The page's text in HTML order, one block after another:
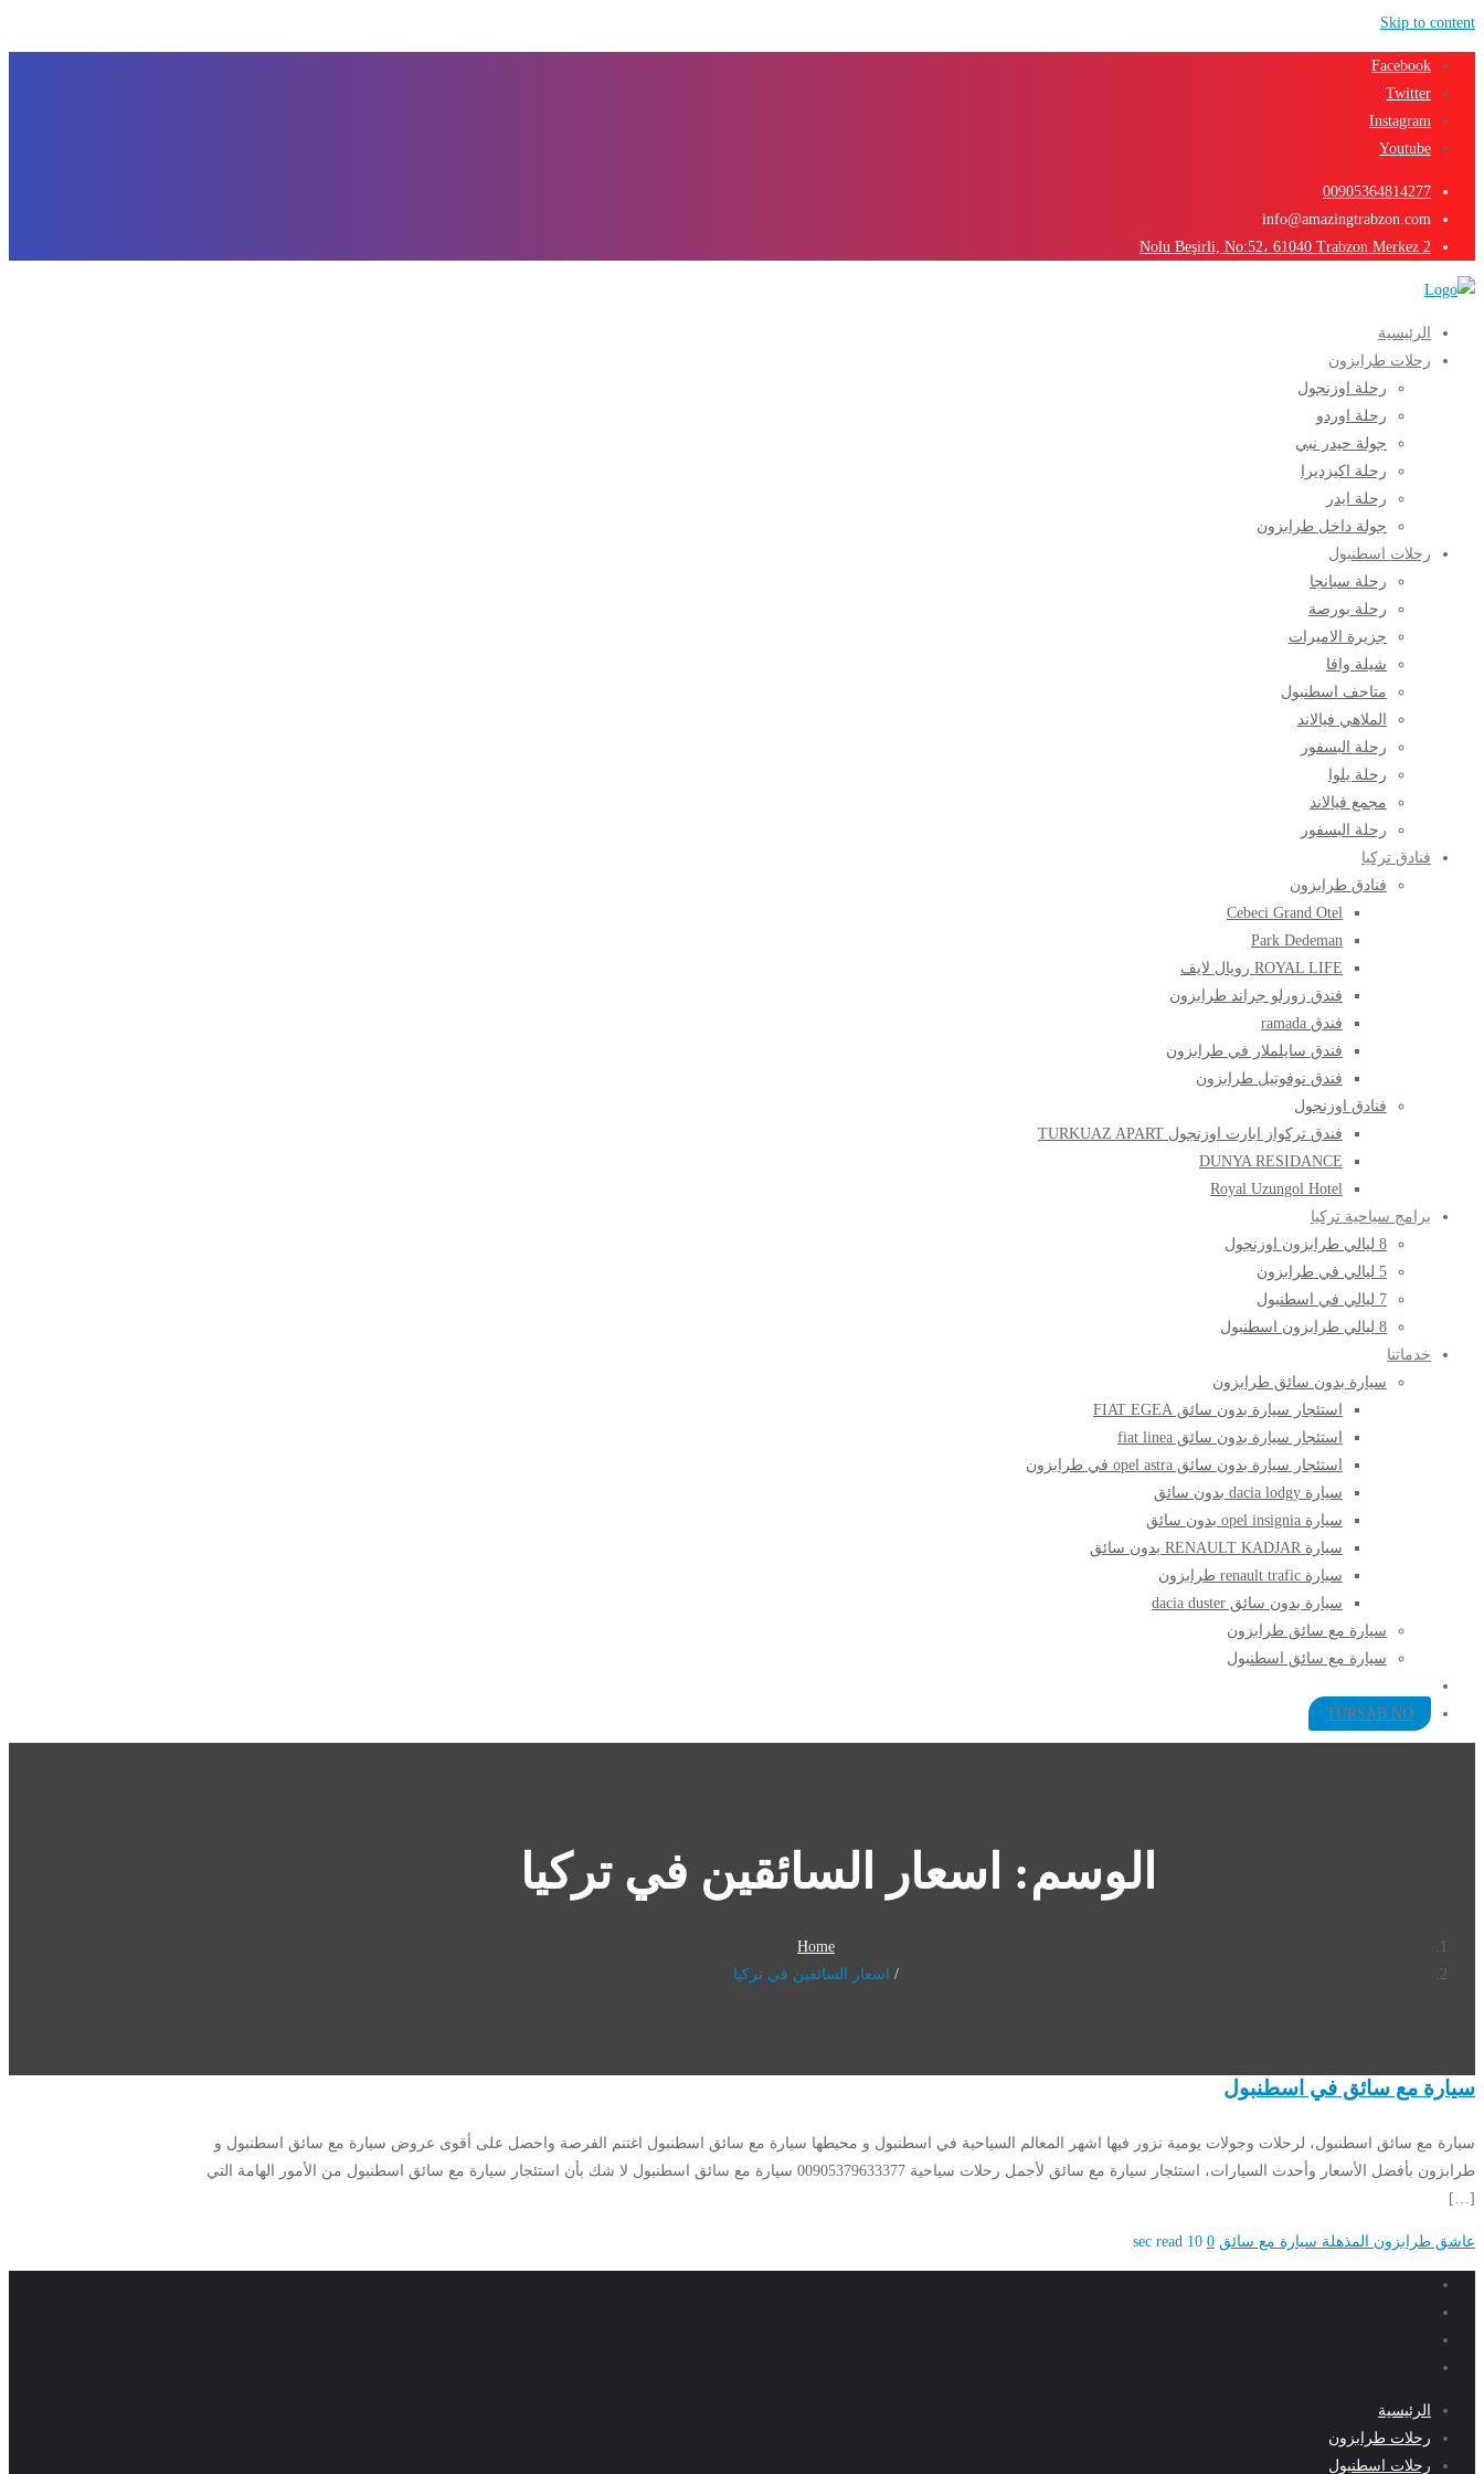
Skip to content
Facebook
Twitter
Instagram
Youtube
00905364814277
info@amazingtrabzon.com
2 Nolu Beşirli, No:52، 61040 Trabzon Merkez
الرئيسية
رحلات طرابزون
رحلة اوزنجول
رحلة اوردو
جولة حيدر نبي
رحلة اكيزديرا
رحلة ايدر
جولة داخل طرابزون
رحلات اسطنبول
رحلة سبانجا
رحلة بورصة
جزيرة الاميرات
شيلة وافا
متاحف اسطنبول
الملاهي فيالاند
رحلة البسفور
رحلة يلوا
مجمع فيالاند
رحلة البسفور
فنادق تركيا
فنادق طرابزون
Cebeci Grand Otel
Park Dedeman
ROYAL LIFE رويال لايف
فندق زورلو جراند طرابزون
فندق ramada
فندق سايلملار في طرابزون
فندق نوفوتيل طرابزون
فنادق اوزنجول
فندق تركواز ابارت اوزنجول TURKUAZ APART
DUNYA RESIDANCE
Royal Uzungol Hotel
برامج سياحية تركيا
8 ليالي طرابزون اوزنجول
5 ليالي في طرابزون
7 ليالي في اسطنبول
8 ليالي طرابزون اسطنبول
خدماتنا
سيارة بدون سائق طرابزون
استئجار سيارة بدون سائق FIAT EGEA
استئجار سيارة بدون سائق fiat linea
استئجار سيارة بدون سائق opel astra في طرابزون
سيارة dacia lodgy بدون سائق
سيارة opel insignia بدون سائق
سيارة RENAULT KADJAR بدون سائق
سيارة renault trafic طرابزون
سيارة بدون سائق dacia duster
سيارة مع سائق طرابزون​
سيارة مع سائق اسطنبول
TURSAB NO
الوسم: اسعار السائقين في تركيا
Home
اسعار السائقين في تركيا
سيارة مع سائق في اسطنبول
سيارة مع سائق اسطنبول، لرحلات وجولات يومية نزور فيها اشهر المعالم السياحية في اسطنبول و محيطها سيارة مع سائق اسطنبول اغتنم الفرصة واحصل على أقوى عروض سيارة مع سائق اسطنبول و
طرابزون بأفضل الأسعار وأحدث السيارات، استئجار سيارة مع سائق لأجمل رحلات سياحية 00905379633377 سيارة مع سائق اسطنبول لا شك بأن استئجار سيارة مع سائق اسطنبول من الأمور الهامة التي
[…]
عاشق طرابزون المذهلة سيارة مع سائق 0
10 sec read
الرئيسية
رحلات طرابزون
رحلات اسطنبول